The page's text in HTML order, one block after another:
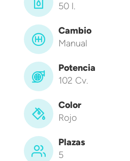
50 l.
Cambio
Manual
Potencia
102 Cv.
Color
Rojo
Plazas
5